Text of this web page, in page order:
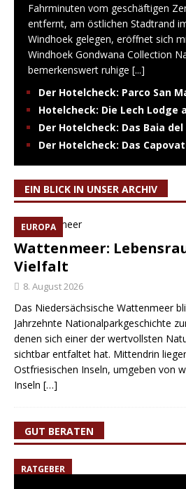
Fahrminuten vom geschäftigen
entfernt, am östlichen Stadtrand
Windhoek gelegen, eröffnet sich
Windhoek Gondwana Collection
bemerkenswert ruhige [...]
Der Hotelcheck: Parco San
Hotelcheck: Die Lech Lodge
Der Hotelcheck: Das Baia del
Der Hotelcheck: Das
EIN BLICK IN UNSER ARCHIV
EUROPA
Wattenmeer:
Vielfalt
8. August 2026
Das Niedersächsische Wattenmeer
Jahrzehnte Nationalparkgeschichte
denen sich einer der wertvollsten
sichtbar entfaltet hat. Mittendrin
Ostfriesischen Inseln, umgeben von
Inseln […]
GUT BERATEN
RATGEBER